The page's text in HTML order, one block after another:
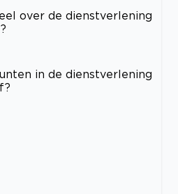
over de dienstverlening
in de dienstverlening